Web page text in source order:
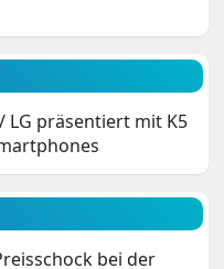
/ LG präsentiert mit K5
bei der